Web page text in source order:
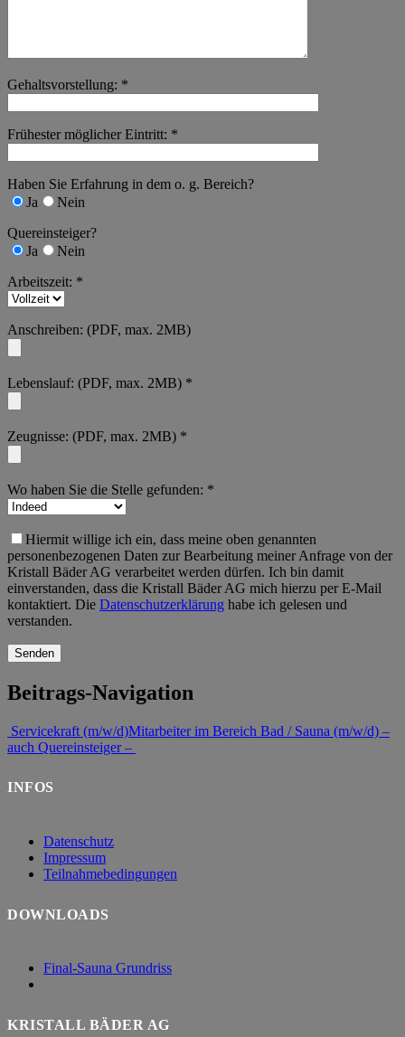
Gehaltsvorstellung: *
Frühester möglicher Eintritt: *
Haben Sie Erfahrung in dem o. g. Bereich?
Ja
Nein
Quereinsteiger?
Ja
Nein
Arbeitszeit: *
Anschreiben: (PDF, max. 2MB)
Lebenslauf: (PDF, max. 2MB) *
Zeugnisse: (PDF, max. 2MB) *
Wo haben Sie die Stelle gefunden: *
Hiermit willige ich ein, dass meine oben genannten
personenbezogenen Daten zur Bearbeitung meiner Anfrage von der
Kristall Bäder AG verarbeitet werden dürfen. Ich bin damit
einverstanden, dass die Kristall Bäder AG mich hierzu per E-Mail
kontaktiert. Die Datenschutzerklärung habe ich gelesen und
verstanden.
Beitrags-Navigation
Servicekraft (m/w/d)Mitarbeiter im Bereich Bad / Sauna (m/w/d) –
auch Quereinsteiger –
INFOS
Datenschutz
Impressum
Teilnahmebedingungen
DOWNLOADS
Final-Sauna Grundriss
KRISTALL BÄDER AG